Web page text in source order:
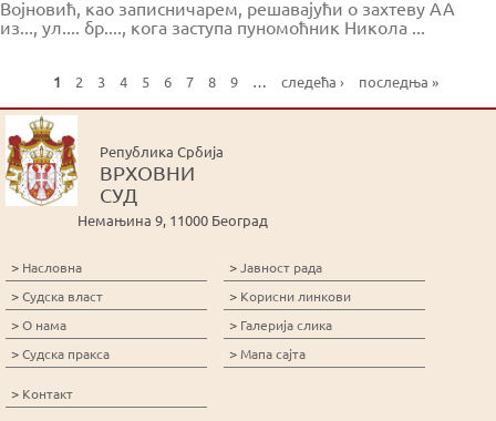
Војновић, као записничарем, решавајући о захтеву АА
из..., ул.... бр...., кога заступа пуномоћник Никола ...
a
g
e
1 2 3 4 5 6 7 8 9 … следећа › последња »
Република Србија
ВРХОВНИ
СУД
Немањина 9, 11000 Београд
> Насловна
>Судска власт
>О нама
>Судска пракса
>Јавност рада
> Корисни линкови
> Галерија слика
>Мапа сајта
> Контакт